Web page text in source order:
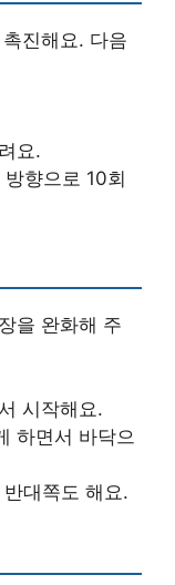
진해요. 다음
요.
향으로 10회
을 완화해 주
시작해요.
하면서 바닥으
대쪽도 해요.